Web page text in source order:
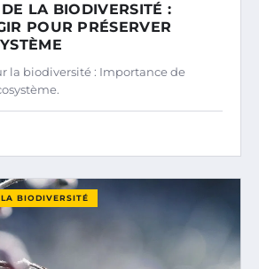
LA BIODIVERSITÉ :
POUR PRÉSERVER
la biodiversité : Importance de
BIODIVERSITÉ